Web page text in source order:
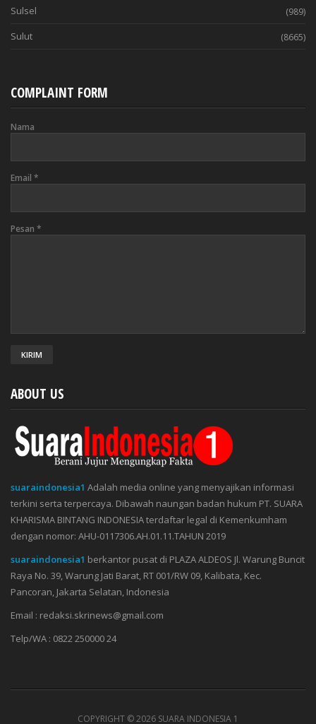
Sulsel (989)
Sulut (8665)
COMPLAINT FORM
Nama
Email *
Pesan *
ABOUT US
suaraindonesia1 Adalah media online yang menyajikan informasi
terkini serta terpercaya. Dibawah naungan badan hukum PT. SUARA
KHARISMA BINTANG INDONESIA terdaftar legal di Kemenkumham
dengan nomor: AHU-0117306.AH.01.11.TAHUN 2019
suaraindonesia1 berkantor pusat di PLAZA ALDEOS Jl. Warung Buncit
Raya No. 39, Warung Jati Barat, RT 001/RW 09, Kalibata, Kec.
Pancoran, Jakarta Selatan, Indonesia
Email : redaksi.skrinews@gmail.com
Telp/WA : 0822 250000 24
COPYRIGHT ©2026 SUARA INDONESIA 1